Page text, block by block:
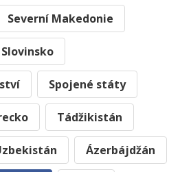
Severní Makedonie
Slovinsko
Spojené státy
Tádžikistán
Ázerbájdžán